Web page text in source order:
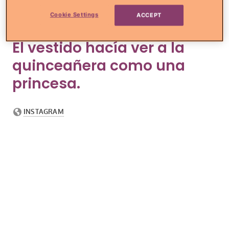
vestidos de gala al inicio de la fiesta. ¡Qué
bello ese traje fuscia de nuestra diva!
El vestido hacía ver a la
quinceañera como una
princesa.
Cookie Settings ACCEPT